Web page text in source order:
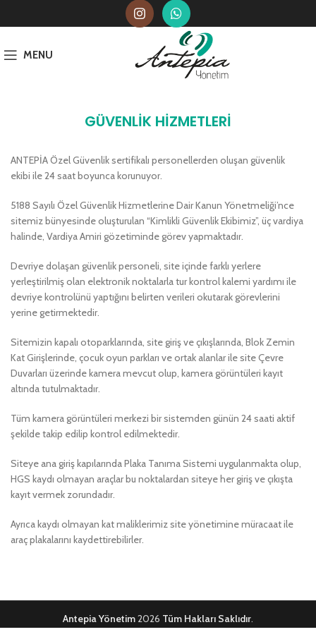
MENU
GÜVENLİK HİZMETLERİ
ANTEPİA Özel Güvenlik sertifikalı personellerden oluşan güvenlik
ekibi ile 24 saat boyunca korunuyor.
5188 Sayılı Özel Güvenlik Hizmetlerine Dair Kanun Yönetmeliği’nce
sitemiz bünyesinde oluşturulan “Kimlikli Güvenlik Ekibimiz”, üç vardiya
halinde, Vardiya Amiri gözetiminde görev yapmaktadır.
Devriye dolaşan güvenlik personeli, site içinde farklı yerlere
yerleştirilmiş olan elektronik noktalarla tur kontrol kalemi yardımı ile
devriye kontrolünü yaptığını belirten verileri okutarak görevlerini
yerine getirmektedir.
Sitemizin kapalı otoparklarında, site giriş ve çıkışlarında, Blok Zemin
Kat Girişlerinde, çocuk oyun parkları ve ortak alanlar ile site Çevre
Duvarları üzerinde kamera mevcut olup, kamera görüntüleri kayıt
altında tutulmaktadır.
Tüm kamera görüntüleri merkezi bir sistemden günün 24 saati aktif
şekilde takip edilip kontrol edilmektedir.
Siteye ana giriş kapılarında Plaka Tanıma Sistemi uygulanmakta olup,
HGS kaydı olmayan araçlar bu noktalardan siteye her giriş ve çıkışta
kayıt vermek zorundadır.
Ayrıca kaydı olmayan kat maliklerimiz site yönetimine müracaat ile
araç plakalarını kaydettirebilirler.
Antepia Yönetim2026 Tüm Hakları Saklıdır.